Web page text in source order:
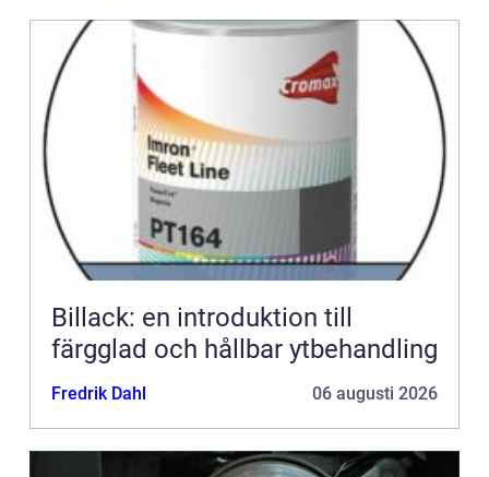
Billack: en introduktion till
färgglad och hållbar ytbehandling
Fredrik Dahl 06 augusti 2026